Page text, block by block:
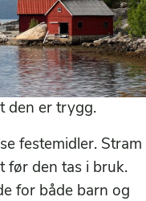
den er trygg.
festemidler. Stram
før den tas i bruk.
for både barn og